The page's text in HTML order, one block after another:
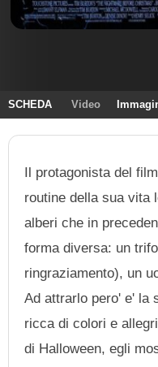
SCHEDA Video
Il protagonista del
routine della sua vita
alberi che in
forma diversa: un
ringraziamento), un
Ad attrarlo pero' e' la
ricca di colori e
di Halloween, egli